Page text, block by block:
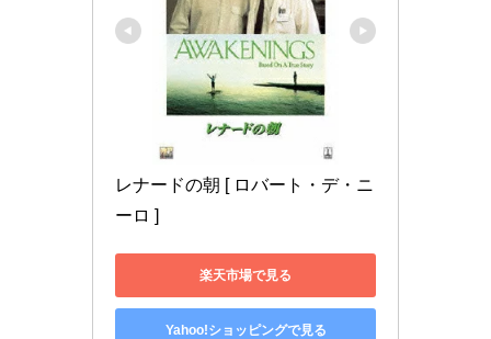
レナードの朝 [ ロバート・デ・ニ
ーロ ]
楽天市場で見る
Yahoo!ショッピングで見る